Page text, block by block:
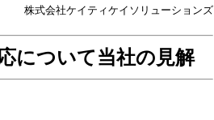
イソリューションズ
について当社の見解